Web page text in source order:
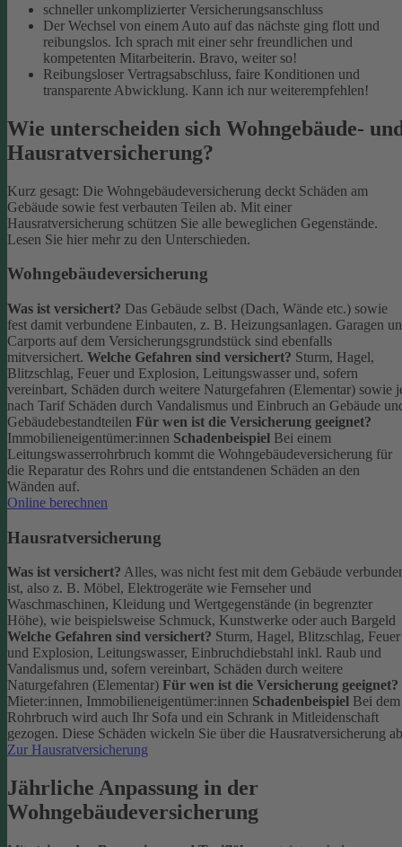
schneller unkomplizierter Versicherungsanschluss
Der Wechsel von einem Auto auf das nächste ging flott und
reibungslos. Ich sprach mit einer sehr freundlichen und
kompetenten Mitarbeiterin. Bravo, weiter so!
Reibungsloser Vertragsabschluss, faire Konditionen und
transparente Abwicklung. Kann ich nur weiterempfehlen!
Wie unterscheiden sich Wohngebäude-
Hausratversicherung?
Kurz gesagt: Die Wohngebäudeversicherung deckt Schäden am
Gebäude sowie fest verbauten Teilen ab. Mit einer
Hausratversicherung schützen Sie alle beweglichen Gegenstände.
Lesen Sie hier mehr zu den Unterschieden.
Wohngebäudeversicherung
Was ist versichert? Das Gebäude selbst (Dach, Wände etc.) sowie
fest damit verbundene Einbauten, z. B. Heizungsanlagen. Garagen
Carports auf dem Versicherungsgrundstück sind ebenfalls
mitversichert. Welche Gefahren sind versichert? Sturm, Hagel,
Blitzschlag, Feuer und Explosion, Leitungswasser und, sofern
vereinbart, Schäden durch weitere Naturgefahren (Elementar) sowie
nach Tarif Schäden durch Vandalismus und Einbruch an Gebäude
Gebäudebestandteilen Für wen ist die Versicherung geeignet?
Immobilieneigentümer:innen Schadenbeispiel Bei einem
Leitungswasserrohrbruch kommt die Wohngebäudeversicherung für
die Reparatur des Rohrs und die entstandenen Schäden an den
Wänden auf.
Online berechnen
Hausratversicherung
Was ist versichert? Alles, was nicht fest mit dem Gebäude
ist, also z. B. Möbel, Elektrogeräte wie Fernseher und
Waschmaschinen, Kleidung und Wertgegenstände (in begrenzter
Höhe), wie beispielsweise Schmuck, Kunstwerke oder auch Bargeld
Welche Gefahren sind versichert? Sturm, Hagel, Blitzschlag, Feuer
und Explosion, Leitungswasser, Einbruchdiebstahl inkl. Raub und
Vandalismus und, sofern vereinbart, Schäden durch weitere
Naturgefahren (Elementar) Für wen ist die Versicherung geeignet?
Mieter:innen, Immobilieneigentümer:innen Schadenbeispiel Bei dem
Rohrbruch wird auch Ihr Sofa und ein Schrank in Mitleidenschaft
gezogen. Diese Schäden wickeln Sie über die Hausratversicherung
Zur Hausratversicherung
Jährliche Anpassung in der
Wohngebäudeversicherung